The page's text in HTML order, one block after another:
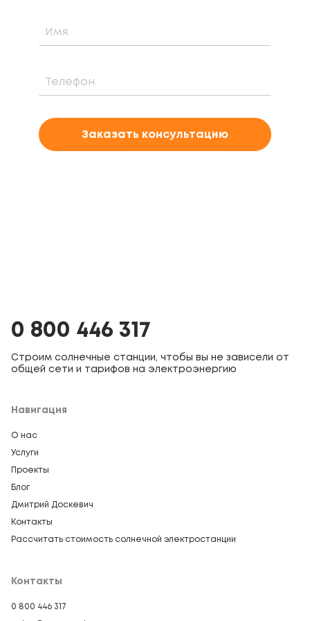
Заказать консультацию
0 800 446 317
Строим солнечные станции, чтобы вы не зависели от
общей сети и тарифов на электроэнергию
Навигация
О нас
Услуги
Проекты
Блог
Дмитрий Доскевич
Контакты
Рассчитать стоимость солнечной электростанции
Контакты
0 800 446 317